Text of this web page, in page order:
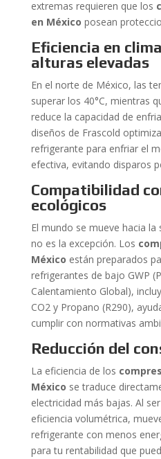
extremas requieren que los
en México posean
Eficiencia en
alturas elevadas
En el norte de México, las
superar los 40°C, mientras
reduce la capacidad de
diseños de Frascold
refrigerante para enfriar el
efectiva, evitando disparos
Compatibilidad
ecológicos
El mundo se mueve hacia
no es la excepción. Los
México están preparados
refrigerantes de bajo GWP
Calentamiento Global),
CO2 y Propano (R290),
cumplir con normativas
Reducción del
La eficiencia de los
México se traduce
electricidad más bajas. Al
eficiencia volumétrica,
refrigerante con menos
para tu rentabilidad que